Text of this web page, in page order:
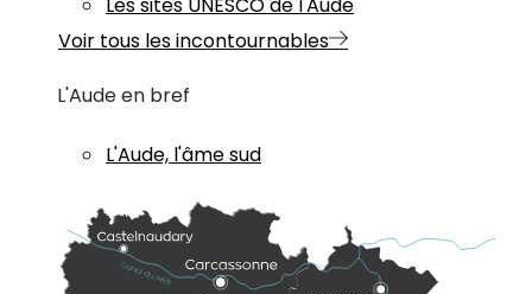
Voir tous les incontournables
L'Aude en bref
L'Aude, l'âme sud